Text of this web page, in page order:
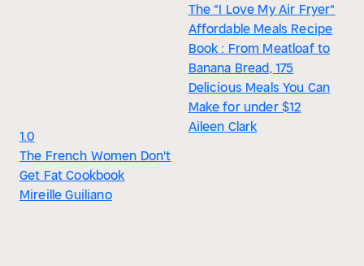
1.0
The French Women Don't
Get Fat Cookbook
Mireille Guiliano
The "I Love My Air Fryer"
Affordable Meals Recipe
Book : From Meatloaf to
Banana Bread, 175
Delicious Meals You Can
Make for under $12
Aileen Clark